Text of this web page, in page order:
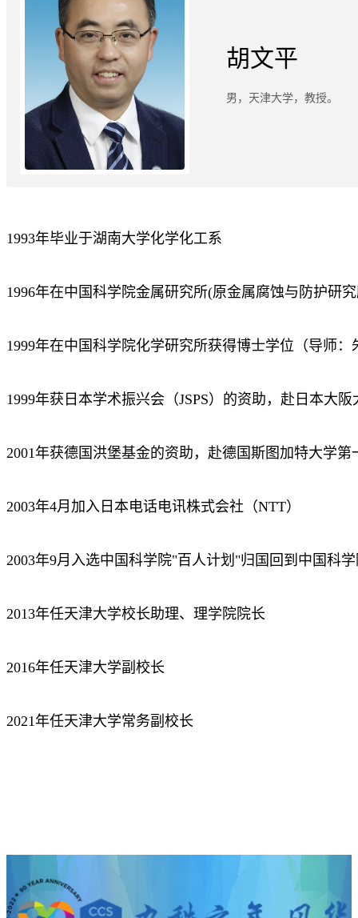
胡文平
男，天津大学，教授。
1993年毕业于湖南大学化学化工系
1996年在中国科学院金属研究所(原金属腐蚀与防护研
1999年在中国科学院化学研究所获得博士学位（导师
1999年获日本学术振兴会（JSPS）的资助，赴日本大
2001年获德国洪堡基金的资助，赴德国斯图加特大学第
2003年4月加入日本电话电讯株式会社（NTT）
2003年9月入选中国科学院"百人计划"归国回到中国科
2013年任天津大学校长助理、理学院院长
2016年任天津大学副校长
2021年任天津大学常务副校长